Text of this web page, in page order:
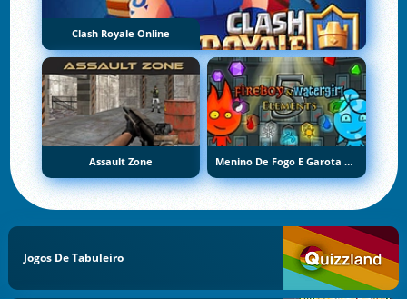
Clash Royale Online
Assault Zone Menino De Fogo E Garota De Água 5: Elementos
Jogos De Tabuleiro